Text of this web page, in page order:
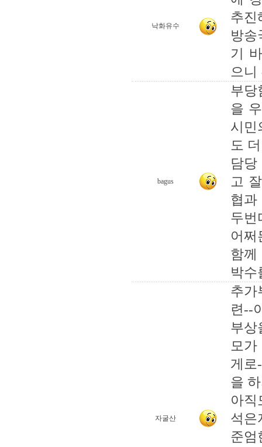
낙화유수
추진
방송
기
으니
bagus
부당
을
시민
도
담당
고
협과
두번
어
함께
박수
자굴산
추
련--
부상
모가
게로
을
아
석은
준엄